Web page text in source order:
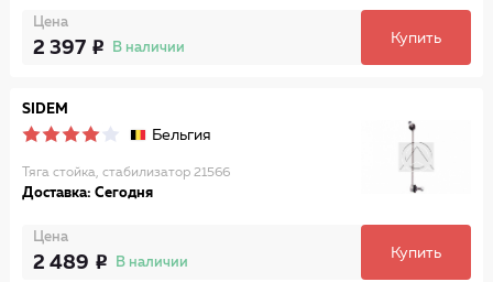
Цена
2 397 В наличии
Купить
SIDEM
Бельгия
Тяга стойка, стабилизатор 21566
Доставка: Сегодня
Цена
2 489 В наличии
Купить